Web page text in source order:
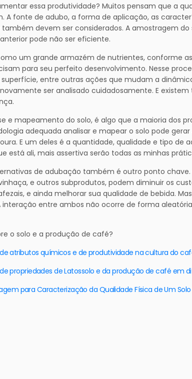
essa produtividade? Muitos pensam que a
A fonte de adubo, a forma de aplicação, as
devem ser considerados. A amostragem
pode não ser eficiente.
um grande armazém de nutrientes, conforme
para seu perfeito desenvolvimento. Nesse
entre outras ações que mudam a
ser analisado cuidadosamente. E
e mapeamento do solo, é algo que a maioria dos
adequada analisar e mapear o solo pode
E um deles é a quantidade, qualidade e tipo de
está ali, mais assertiva serão todas as minhas
de adubação também é outro ponto chave.
e outros subprodutos, podem diminuir os
e ainda melhorar sua qualidade de bebida.
interação entre ambos não ocorre de forma
o solo e a produção de café?
atributos químicos e de produtividade na cultura do
propriedades de Latossolo e da produção de café em
para Caracterização da Qualidade Física de Um